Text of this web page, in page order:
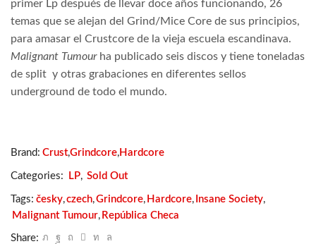
primer Lp después de llevar doce años funcionando, 26
temas que se alejan del Grind/Mice Core de sus principios,
para amasar el Crustcore de la vieja escuela escandinava.
Malignant Tumour ha publicado seis discos y tiene toneladas
de split y otras grabaciones en diferentes sellos
underground de todo el mundo.
Brand: Crust,Grindcore, Hardcore
Categories: LP, Sold Out
Tags: česky,czech,Grindcore, Hardcore, Insane Society,
Malignant Tumour, República Checa
Share: